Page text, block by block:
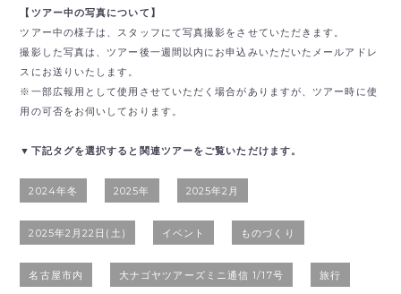
【ツアー中の写真について】
ツアー中の様子は、スタッフにて写真撮影をさせていただきます。
撮影した写真は、ツアー後一週間以内にお申込みいただいたメールアドレ
スにお送りいたします。
※一部広報用として使用させていただく場合がありますが、ツアー時に使
用の可否をお伺いしております。
▼下記タグを選択すると関連ツアーをご覧いただけます。
2024年冬 2025年 2025年2月
2025年2月22日(土) イベント ものづくり
名古屋市内 大ナゴヤツアーズミニ通信 1/17号 旅行